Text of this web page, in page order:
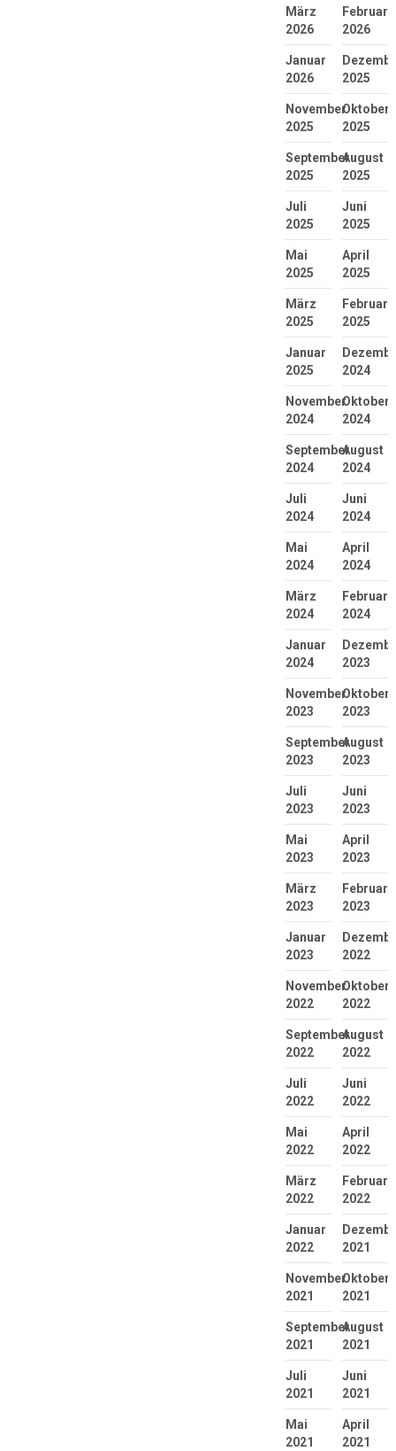
März
2026
Februar
2026
Januar
2026
2025
November
2025
Oktober
2025
September
2025
August
2025
Juli
2025
Juni
2025
Mai
2025
April
2025
März
2025
Februar
2025
Januar
2025
2024
November
2024
Oktober
2024
September
2024
August
2024
Juli
2024
Juni
2024
Mai
2024
April
2024
März
2024
Februar
2024
Januar
2024
2023
November
2023
Oktober
2023
September
2023
August
2023
Juli
2023
Juni
2023
Mai
2023
April
2023
März
2023
Februar
2023
Januar
2023
2022
November
2022
Oktober
2022
September
2022
August
2022
Juli
2022
Juni
2022
Mai
2022
April
2022
März
2022
Februar
2022
Januar
2022
2021
November
2021
Oktober
2021
September
2021
August
2021
Juli
2021
Juni
2021
Mai
2021
April
2021